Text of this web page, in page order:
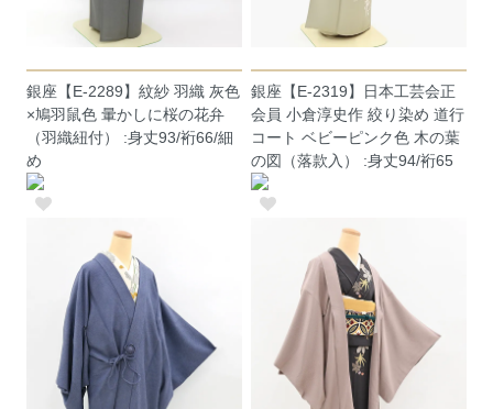
銀座【E-2289】紋紗 羽織 灰色
×鳩羽鼠色 暈かしに桜の花弁
（羽織紐付） :身丈93/裄66/細
め
銀座【E-2319】日本工芸会正
会員 小倉淳史作 絞り染め 道行
コート ベビーピンク色 木の葉
の図（落款入） :身丈94/裄65